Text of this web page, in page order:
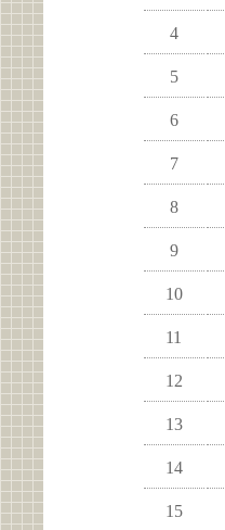
4
5
6
7
8
9
10
11
12
13
14
15